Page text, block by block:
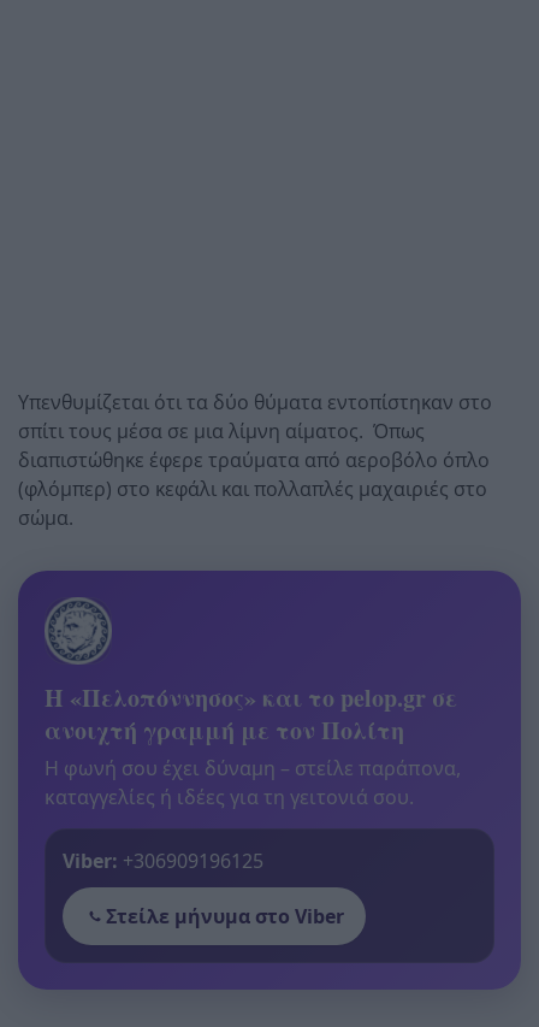
Υπενθυμίζεται ότι τα δύο θύματα εντοπίστηκαν στο
σπίτι τους μέσα σε μια λίμνη αίματος. Όπως
διαπιστώθηκε έφερε τραύματα από αεροβόλο όπλο
(φλόμπερ) στο κεφάλι και πολλαπλές μαχαιριές στο
σώμα.
Η «Πελοπόννησος» και το pelop.gr σε
ανοιχτή γραμμή με τον Πολίτη
Η φωνή σου έχει δύναμη – στείλε παράπονα,
καταγγελίες ή ιδέες για τη γειτονιά σου.
Viber: +306909196125
Στείλε μήνυμα στο Viber